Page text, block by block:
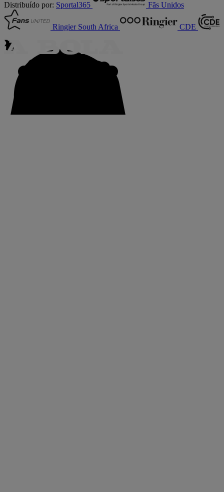
Distribuído por: Sportal365 Fãs Unidos
Ringier South Africa CDE